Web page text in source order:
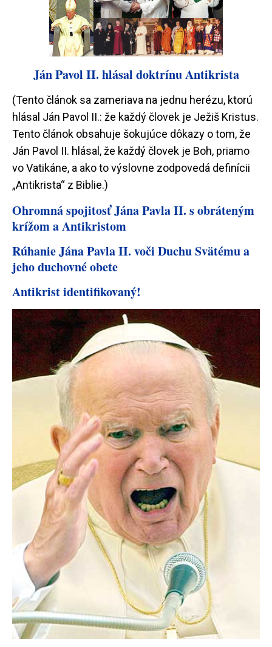
Ján Pavol II. hlásal doktrínu Antikrista
(Tento článok sa zameriava na jednu herézu, ktorú
hlásal Ján Pavol II.: že každý človek je Ježiš Kristus.
Tento článok obsahuje šokujúce dôkazy o tom, že
Ján Pavol II. hlásal, že každý človek je Boh, priamo
vo Vatikáne, a ako to výslovne zodpovedá definícii
„Antikrista“ z Biblie.)
Ohromná spojitosť Jána Pavla II. s obráteným
krížom a Antikristom
Rúhanie Jána Pavla II. voči Duchu Svätému a
jeho duchovné obete
Antikrist identifikovaný!